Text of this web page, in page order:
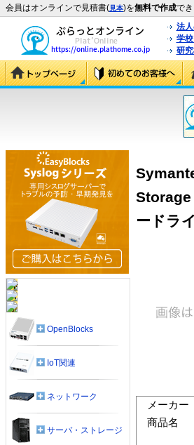
会員はオンラインで見積書(見本)を無料で作成で
法
学
研
Storage
ードラ
メーカー
商品名
OpenBlocks
IoT関連
ネットワーク
サーバ・ストレージ